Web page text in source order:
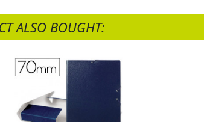
ALSO BOUGHT: